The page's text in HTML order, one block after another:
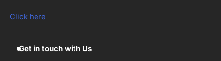
Click here
Get in touch with Us